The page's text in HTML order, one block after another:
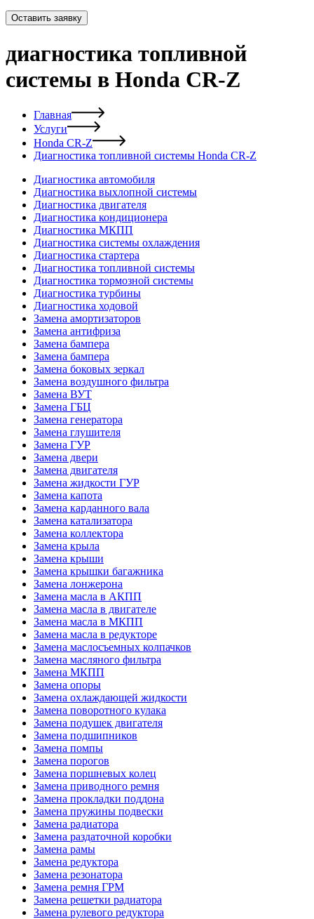
Оставить заявку
диагностика топливной
системы в Honda CR-Z
Главная
Услуги
Honda CR-Z
Диагностика топливной системы Honda CR-Z
Диагностика автомобиля
Диагностика выхлопной системы
Диагностика двигателя
Диагностика кондиционера
Диагностика МКПП
Диагностика системы охлаждения
Диагностика стартера
Диагностика топливной системы
Диагностика тормозной системы
Диагностика турбины
Диагностика ходовой
Замена амортизаторов
Замена антифриза
Замена бампера
Замена бампера
Замена боковых зеркал
Замена воздушного фильтра
Замена ВУТ
Замена ГБЦ
Замена генератора
Замена глушителя
Замена ГУР
Замена двери
Замена двигателя
Замена жидкости ГУР
Замена капота
Замена карданного вала
Замена катализатора
Замена коллектора
Замена крыла
Замена крыши
Замена крышки багажника
Замена лонжерона
Замена масла в АКПП
Замена масла в двигателе
Замена масла в МКПП
Замена масла в редукторе
Замена маслосъемных колпачков
Замена масляного фильтра
Замена МКПП
Замена опоры
Замена охлаждающей жидкости
Замена поворотного кулака
Замена подушек двигателя
Замена подшипников
Замена помпы
Замена порогов
Замена поршневых колец
Замена приводного ремня
Замена прокладки поддона
Замена пружины подвески
Замена радиатора
Замена раздаточной коробки
Замена рамы
Замена редуктора
Замена резонатора
Замена ремня ГРМ
Замена решетки радиатора
Замена рулевого редуктора